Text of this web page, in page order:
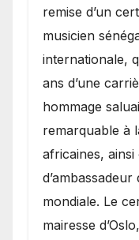
remise d’un
musicien
internationale,
ans d’une
hommage
remarquable à
africaines,
mondiale. Le
mairesse